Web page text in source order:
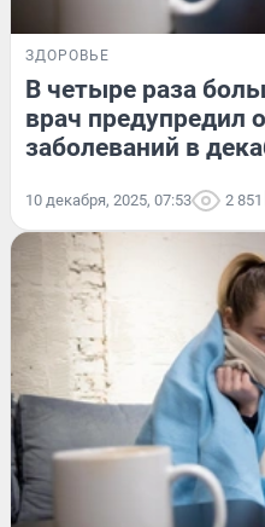
ЗДОРОВЬЕ
В четыре раза
врач предупредил
заболеваний в
10 декабря, 2025, 07:53 2 851